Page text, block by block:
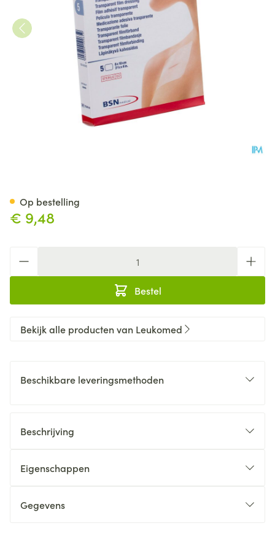
€ 9,48
Bestel
Op bestelling
Bekijk alle producten van Leukomed
Beschikbare leveringsmethoden
Beschrijving
Eigenschappen
Gegevens